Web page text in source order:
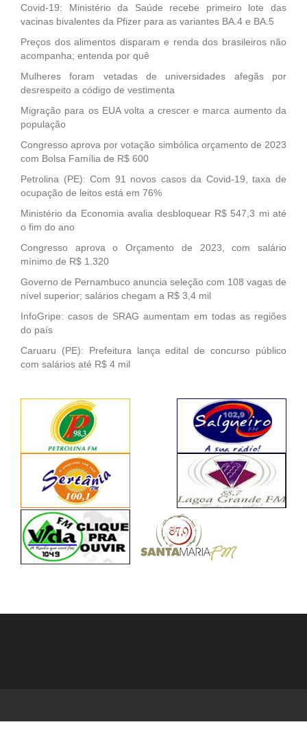
Covid-19: Ministério da Saúde recebe primeiro lote das
vacinas bivalentes da Pfizer para as variantes BA.4 e BA.5
Preços dos alimentos disparam e renda dos brasileiros não
acompanha; entenda por quê
Mulheres foram vetadas de universidades afegãs por
desrespeito a código de vestimenta
Migração para os EUA volta a crescer e marca aumento da
população
Congresso aprova por votação simbólica orçamento de 2023
com Bolsa Família de R$ 600
Petrolina (PE): Com 91 novos casos da Covid-19, taxa de
ocupação de leitos está em 76%
Ministério da Economia avalia desbloquear R$ 547,3 mi até
o fim do ano
Congresso aprova o Orçamento de 2023, com salário
mínimo de R$ 1.320
Governo de Pernambuco anuncia seleção com 108 vagas de
nível superior; salários chegam a R$ 3,4 mil
InfoGripe: casos de SRAG aumentam em todas as regiões
do país
Caruaru (PE): Prefeitura lança edital de concurso público
com salários até R$ 4 mil